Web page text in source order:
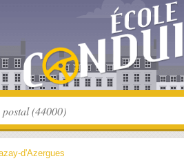
d'Azergues